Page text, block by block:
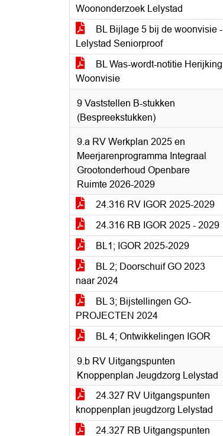
Woononderzoek Lelystad
BL Bijlage 5 bij de woonvisie -
Lelystad Seniorproof
BL Was-wordt-notitie Herijking
Woonvisie
9 Vaststellen B-stukken
(Bespreekstukken)
9.a RV Werkplan 2025 en
Meerjarenprogramma Integraal
Grootonderhoud Openbare
Ruimte 2026-2029
24.316 RV IGOR 2025-2029
24.316 RB IGOR 2025 - 2029
BL1; IGOR 2025-2029
BL 2; Doorschuif GO 2023
naar 2024
BL 3; Bijstellingen GO-
PROJECTEN 2024
BL 4; Ontwikkelingen IGOR
9.b RV Uitgangspunten
Knoppenplan Jeugdzorg Lelystad
24.327 RV Uitgangspunten
knoppenplan jeugdzorg Lelystad
24.327 RB Uitgangspunten